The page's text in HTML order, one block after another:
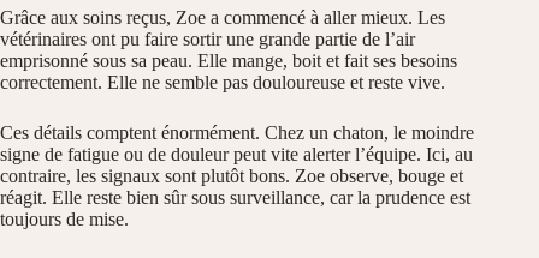
Grâce aux soins reçus, Zoe a commencé à aller mieux. Les
vétérinaires ont pu faire sortir une grande partie de l’air
emprisonné sous sa peau. Elle mange, boit et fait ses besoins
correctement. Elle ne semble pas douloureuse et reste vive.
Ces détails comptent énormément. Chez un chaton, le moindre
signe de fatigue ou de douleur peut vite alerter l’équipe. Ici, au
contraire, les signaux sont plutôt bons. Zoe observe, bouge et
réagit. Elle reste bien sûr sous surveillance, car la prudence est
toujours de mise.